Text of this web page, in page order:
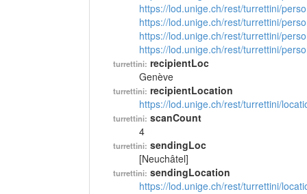
https://lod.unige.ch/rest/turrettini/
https://lod.unige.ch/rest/turrettini/
https://lod.unige.ch/rest/turrettini/
https://lod.unige.ch/rest/turrettini/
turrettini: recipientLoc
Genève
turrettini: recipientLocation
https://lod.unige.ch/rest/turrettini/
turrettini: scanCount
4
turrettini: sendingLoc
[Neuchâtel]
turrettini: sendingLocation
https://lod.unige.ch/rest/turrettini/